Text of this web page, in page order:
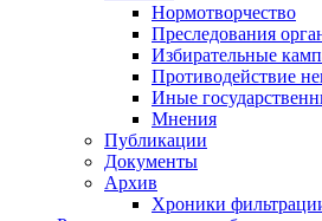
Нормотворчество
Преследования
Избирательные
Противодействие
Иные
Мнения
Публикации
Документы
Архив
Хроники